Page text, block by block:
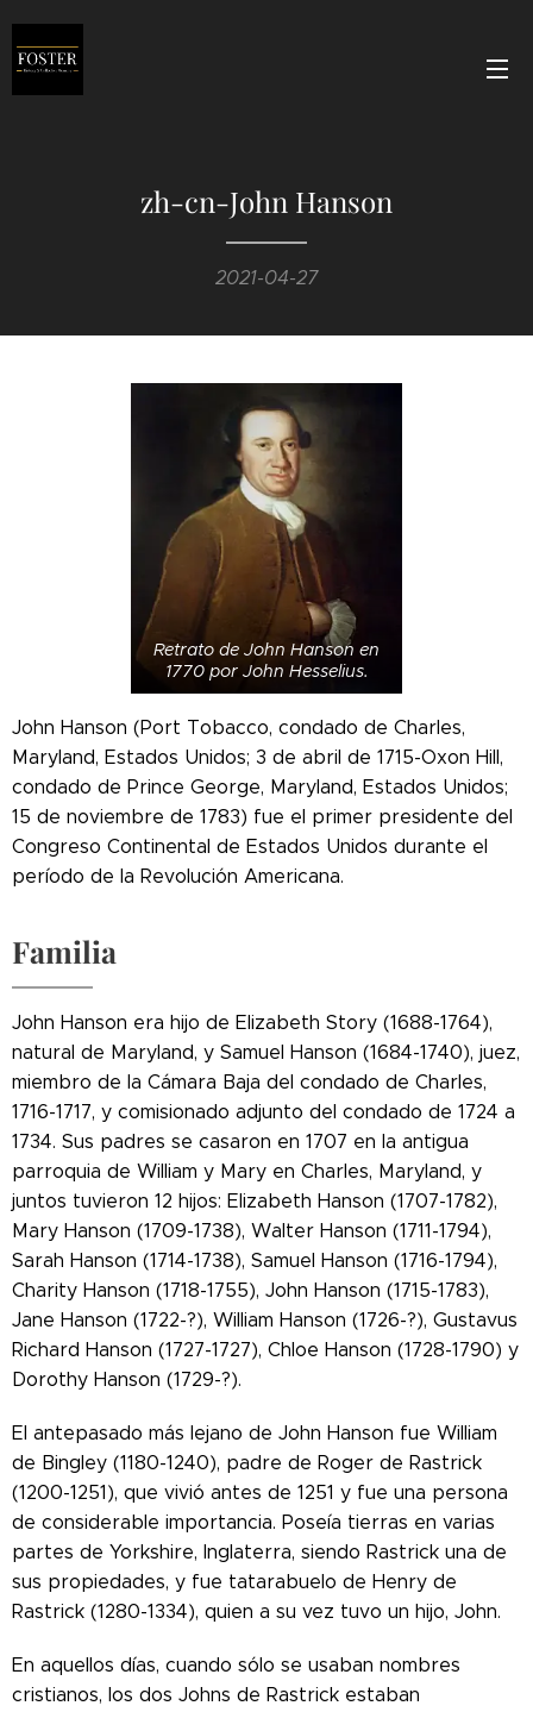
zh-cn-John Hanson
2021-04-27
Retrato de John Hanson en
1770 por John Hesselius.
John Hanson (Port Tobacco, condado de Charles,
Maryland, Estados Unidos; 3 de abril de 1715-Oxon Hill,
condado de Prince George, Maryland, Estados Unidos;
15 de noviembre de 1783) fue el primer presidente del
Congreso Continental de Estados Unidos durante el
período de la Revolución Americana.
Familia
John Hanson era hijo de Elizabeth Story (1688-1764),
natural de Maryland, y Samuel Hanson (1684-1740), juez,
miembro de la Cámara Baja del condado de Charles,
1716-1717, y comisionado adjunto del condado de 1724 a
1734. Sus padres se casaron en 1707 en la antigua
parroquia de William y Mary en Charles, Maryland, y
juntos tuvieron 12 hijos: Elizabeth Hanson (1707-1782),
Mary Hanson (1709-1738), Walter Hanson (1711-1794),
Sarah Hanson (1714-1738), Samuel Hanson (1716-1794),
Charity Hanson (1718-1755), John Hanson (1715-1783),
Jane Hanson (1722-?), William Hanson (1726-?), Gustavus
Richard Hanson (1727-1727), Chloe Hanson (1728-1790) y
Dorothy Hanson (1729-?).
El antepasado más lejano de John Hanson fue William
de Bingley (1180-1240), padre de Roger de Rastrick
(1200-1251), que vivió antes de 1251 y fue una persona
de considerable importancia. Poseía tierras en varias
partes de Yorkshire, Inglaterra, siendo Rastrick una de
sus propiedades, y fue tatarabuelo de Henry de
Rastrick (1280-1334), quien a su vez tuvo un hijo, John.
En aquellos días, cuando sólo se usaban nombres
cristianos, los dos Johns de Rastrick estaban